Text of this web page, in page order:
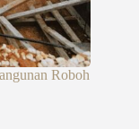
Roboh